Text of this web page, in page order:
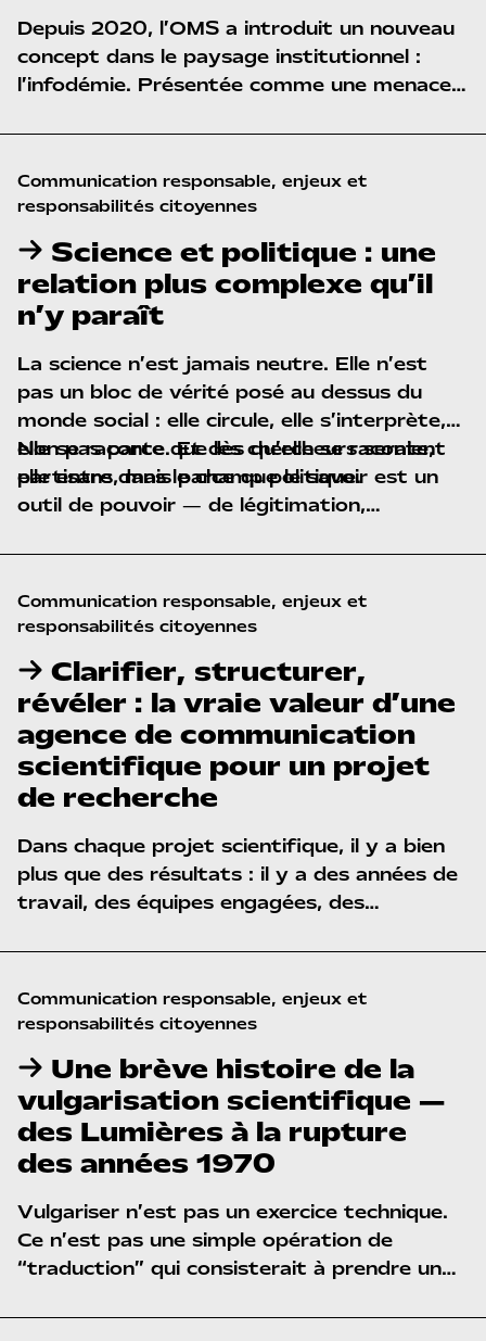
Depuis 2020, l’OMS a introduit un nouveau
concept dans le paysage institutionnel :
l’infodémie. Présentée comme une menace
d’informationsqui perturberait la
compréhension du public et compliquerait la
réponse aux crises. À travers ce terme,
phénomène : elle construit unnouveau
problème public, légitimant une intervention
directe dans la circulation de l’information
et dans les logiques de
institutionnelle.
Communication responsable, enjeux et
responsabilités citoyennes
Science et politique : une
relation plus complexe qu’il
n’y paraît
La science n’est jamais neutre. Elle n’est
pas un bloc de vérité posé au dessus du
monde social : elle circule, elle s’interprète,
elle se raconte. Et dès qu’elle se raconte,
elle entre dans le champ politique.
Non pas parce que les chercheurs seraient
partisans, mais parce quele savoir est un
outil de pouvoir — de légitimation,
collectives.
Communication responsable, enjeux et
responsabilités citoyennes
Clarifier, structurer,
révéler : la vraie valeur d’une
agence de communication
scientifique pour un projet
de recherche
Dans chaque projet scientifique, il y a bien
plus que des résultats : il y a des années de
travail, des équipes engagées, des
publications qui jalonnent un parcours, des
partenaires qui rendent l’aventure possible.
Pourtant, en ligne, cette richesse disparaît
incapable de raconter la réalité de la
recherche.
Communication responsable, enjeux et
responsabilités citoyennes
Une brève histoire de la
vulgarisation scientifique —
des Lumières à la rupture
des années 1970
Vulgariser n’est pas un exercice technique.
Ce n’est pas une simple opération de
“traduction” qui consisterait à prendre un
d’un public supposé moins savant.